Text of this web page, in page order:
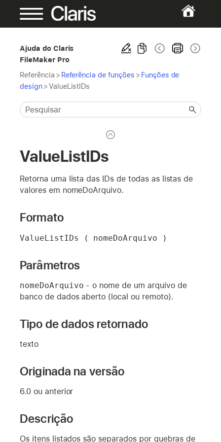
Ajuda do Claris
FileMaker Pro
Referência > Referência de funções > Funções de
design>ValueListIDs
ValueListIDs
Retorna uma lista das IDs de todas as listas de
valores em nomeDoArquivo.
Formato
ValueListIDs ( nomeDoArquivo )
Parâmetros
nomeDoArquivo - o nome de um arquivo de
banco de dados aberto (local ou remoto).
Tipo de dados retornado
texto
Originada na versão
6.0 ou anterior
Descrição
Os itens listados são separados por quebras de